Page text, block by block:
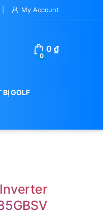
My Account
0
0₫
BỊ GOLF